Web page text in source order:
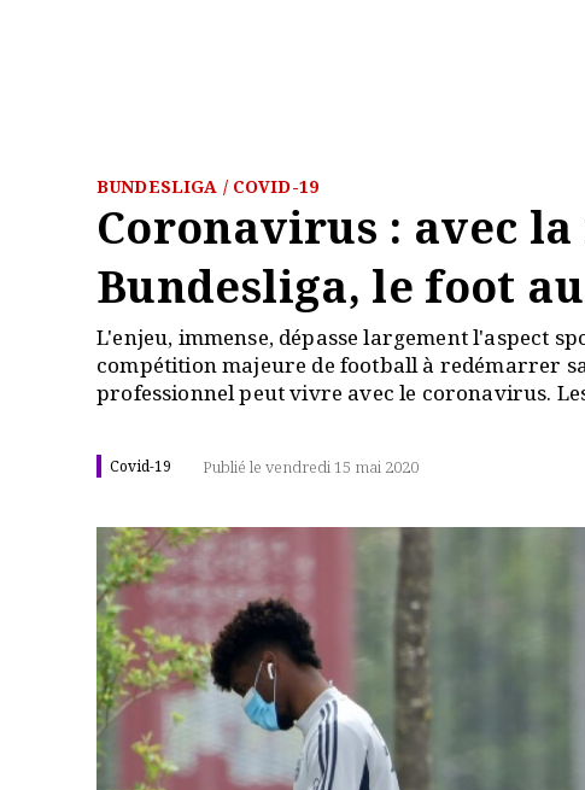
BUNDESLIGA / COVID-19
Coronavirus : avec
Bundesliga, le foot
L'enjeu, immense, dépasse largement l'aspect
compétition majeure de football à redémarrer
professionnel peut vivre avec le coronavirus.
Covid-19 Publié le vendredi 15 mai 2020